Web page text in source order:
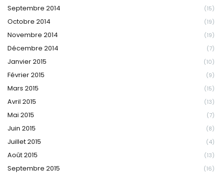
Septembre 2014 (15)
Octobre 2014 (19)
Novembre 2014 (19)
Décembre 2014 (7)
Janvier 2015 (10)
Février 2015 (9)
Mars 2015 (15)
Avril 2015 (13)
Mai 2015 (7)
Juin 2015 (8)
Juillet 2015 (4)
Août 2015 (13)
Septembre 2015 (16)